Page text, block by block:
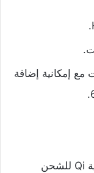
مع إمكانية إضافة
3020 ميللي أمبير مع تقنية Qi للشحن